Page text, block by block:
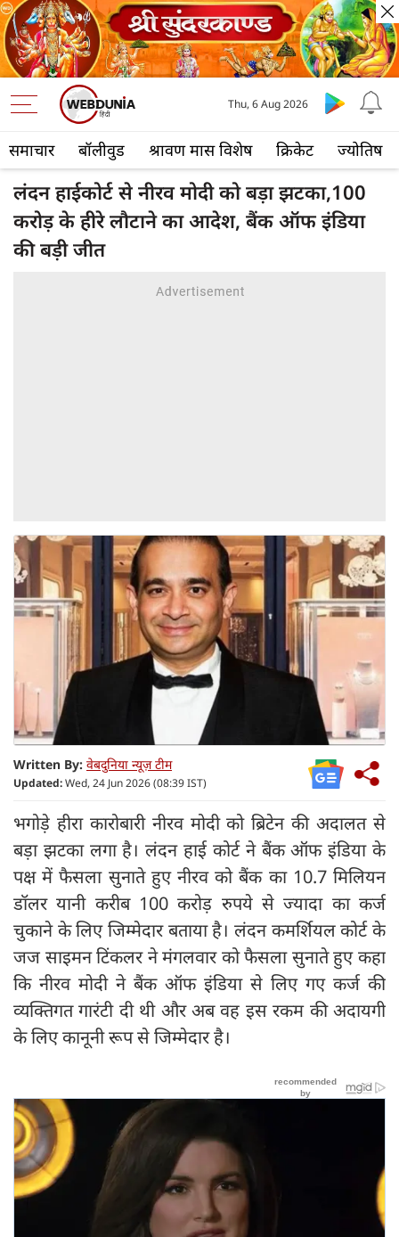
समाचार बॉलीवुड श्रावण मास विशेष क्रिकेट ज्योतिष
Thu, 6 Aug 2026
लंदन हाईकोर्ट से नीरव मोदी को बड़ा झटका,100
करोड़ के हीरे लौटाने का आदेश, बैंक ऑफ इंडिया
की बड़ी जीत
Written By: वेबदुनिया न्यूज़ टीम
Updated:Wed, 24 Jun 2026 (08:39 IST)
भगोड़े हीरा कारोबारी नीरव मोदी को ब्रिटेन की अदालत से
बड़ा झटका लगा है। लंदन हाई कोर्ट ने बैंक ऑफ इंडिया के
पक्ष में फैसला सुनाते हुए नीरव को बैंक का 10.7 मिलियन
डॉलर यानी करीब 100 करोड़ रुपये से ज्यादा का कर्ज
चुकाने के लिए जिम्मेदार बताया है। लंदन कमर्शियल कोर्ट के
जज साइमन टिंकलर ने मंगलवार को फैसला सुनाते हुए कहा
कि नीरव मोदी ने बैंक ऑफ इंडिया से लिए गए कर्ज की
व्यक्तिगत गारंटी दी थी और अब वह इस रकम की अदायगी
के लिए कानूनी रूप से जिम्मेदार है।